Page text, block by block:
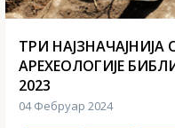
ТРИ
АРЕХЕОЛОГИЈЕ
2023
04 Фебруар 2024